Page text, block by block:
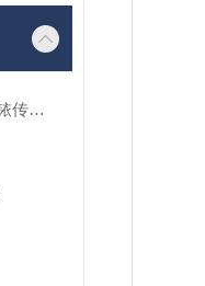
MICRO-EPSILON米铱传感器